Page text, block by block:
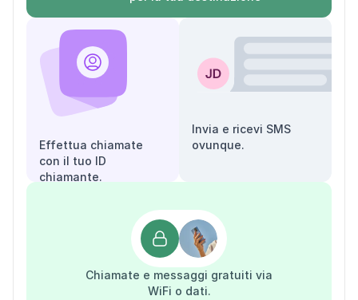
Effettua chiamate
con il tuo ID
chiamante.
Invia e ricevi SMS
ovunque.
Chiamate e messaggi gratuiti via
WiFi o dati.